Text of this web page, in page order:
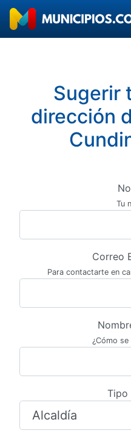
Sugerir
dirección
Tu
Correo
Para contactarte en
¿Cómo se
Tipo